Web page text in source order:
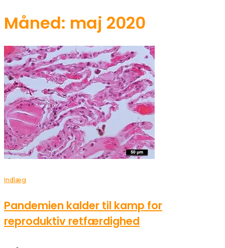
Måned: maj 2020
Indlæg
Pandemien kalder til kamp for
reproduktiv retfærdighed